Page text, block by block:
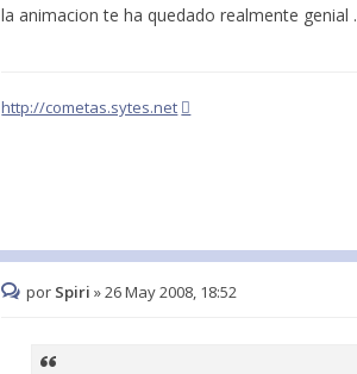
la animacion te ha quedado realmente genial .
http://cometas.sytes.net
por Spiri »26 May 2008, 18:52